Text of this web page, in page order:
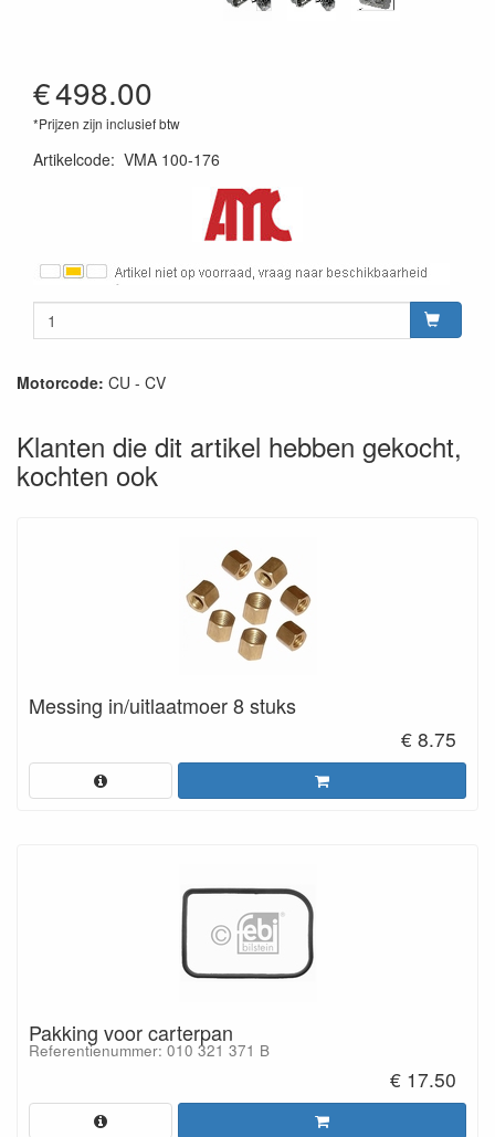
€498.00
*Prijzen zijn inclusief btw
Artikelcode: VMA 100-176
Motorcode: CU - CV
Klanten die dit artikel hebben gekocht,
kochten ook
Messing in/uitlaatmoer 8 stuks
€ 8.75
Pakking voor carterpan
Referentienummer: 010 321 371 B
€ 17.50